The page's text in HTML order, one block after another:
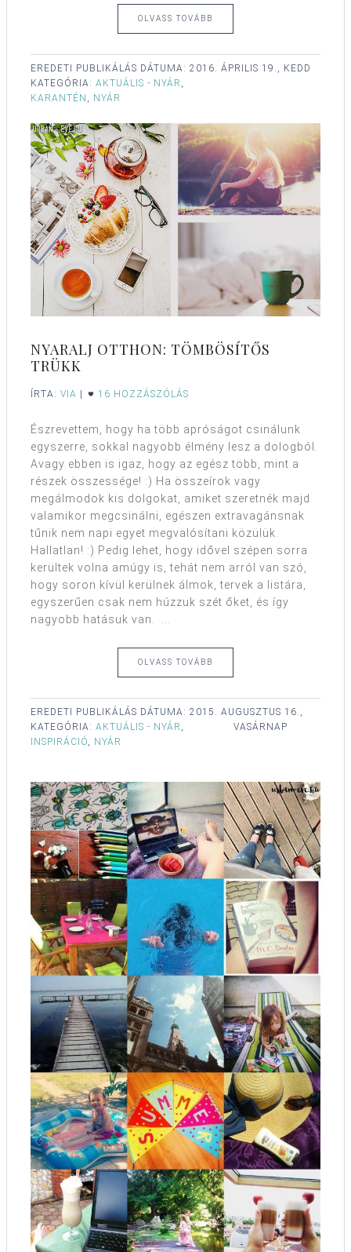
OLVASS TOVÁBB
EREDETI PUBLIKÁLÁS DÁTUMA: 2016. ÁPRILIS 19., KEDD
KATEGÓRIA: AKTUÁLIS - NYÁR
KARANTÉN
NYÁR
NYARALJ OTTHON: TÖMBÖSÍTŐS
TRÜKK
ÍRTA: VIA | 16 HOZZÁSZÓLÁS
Észrevettem, hogy ha több apróságot csinálunk
egyszerre, sokkal nagyobb élmény lesz a dologból.
Avagy ebben is igaz, hogy az egész több, mint a
részek összessége! :) Ha összeírok vagy
megálmodok kis dolgokat, amiket szeretnék majd
valamikor megcsinálni, egészen extravagánsnak
tűnik nem napi egyet megvalósítani közülük.
Hallatlan! :) Pedig lehet, hogy idővel szépen sorra
kerültek volna amúgy is, tehát nem arról van szó,
hogy soron kívül kerülnek álmok, tervek a listára,
egyszerűen csak nem húzzuk szét őket, és így
nagyobb hatásuk van. ...
OLVASS TOVÁBB
EREDETI PUBLIKÁLÁS DÁTUMA: 2015. AUGUSZTUS 16.,
VASÁRNAP
KATEGÓRIA: AKTUÁLIS - NYÁR
INSPIRÁCIÓ
NYÁR